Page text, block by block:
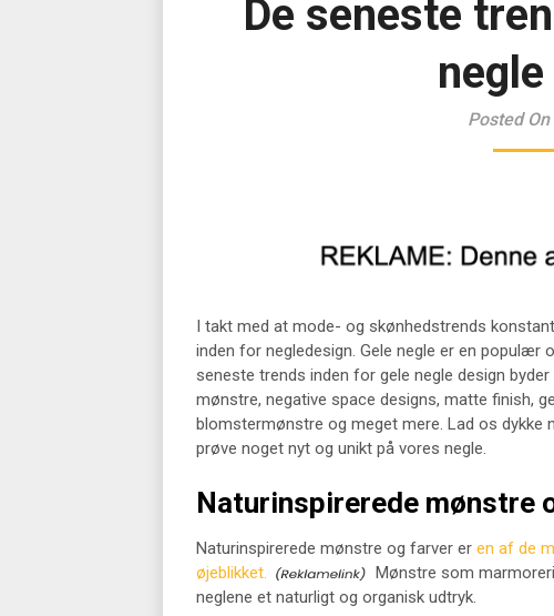
De seneste
Posted
I takt med at mode- og skønhedstrends
inden for negledesign. Gele negle er en populær
seneste trends inden for gele negle design
mønstre, negative space designs, matte finish,
blomstermønstre og meget mere. Lad os dykke
prøve noget nyt og unikt på vores negle.
Naturinspirerede mønstre
Naturinspirerede mønstre og farver er en af de
øjeblikket.
Mønstre som
neglene et naturligt og organisk udtryk.